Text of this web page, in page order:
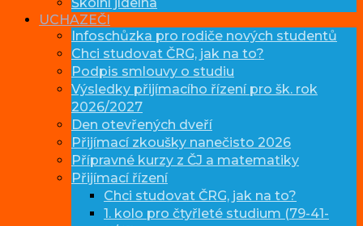
UCHAZEČI
Infoschůzka pro rodiče nových studentů
Chci studovat ČRG, jak na to?
Podpis smlouvy o studiu
Výsledky přijímacího řízení pro šk. rok
2026/2027
Den otevřených dveří
Přijímací zkoušky nanečisto 2026
Přípravné kurzy z ČJ a matematiky
Přijímací řízení
Chci studovat ČRG, jak na to?
1. kolo pro čtyřleté studium (79-41-